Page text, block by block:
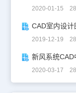
2020-01-15
CAD室内设
2019-12-19
新风系统CAD
2020-03-17